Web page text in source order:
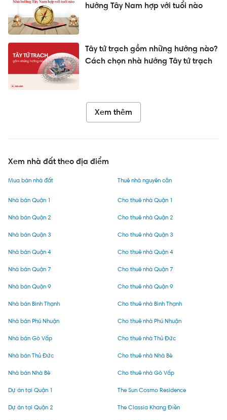
hướng Tây Nam hợp với tuổi nào
Tây tứ trạch gồm những hướng nào?
Cách chọn nhà hướng Tây tứ trạch
Xem thêm
Xem nhà đất theo địa điểm
Mua bán nhà đất
Nhà bán Quận 1
Nhà bán Quận 2
Nhà bán Quận 3
Nhà bán Quận 4
Nhà bán Quận 7
Nhà bán Quận 9
Nhà bán Bình Thạnh
Nhà bán Phú Nhuận
Nhà bán Gò Vấp
Nhà bán Thủ Đức
Nhà bán Nhà Bè
Thuê nhà nguyên căn
Cho thuê nhà Quận 1
Cho thuê nhà Quận 2
Cho thuê nhà Quận 3
Cho thuê nhà Quận 4
Cho thuê nhà Quận 7
Cho thuê nhà Quận 9
Cho thuê nhà Bình Thạnh
Cho thuê nhà Phú Nhuận
Cho thuê nhà Thủ Đức
Cho thuê nhà Nhà Bè
Cho thuê nhà Gò Vấp
Dự án tại Quận 1
Dự án tại Quận 2
The Sun Cosmo Residence
The Classia Khang Điền